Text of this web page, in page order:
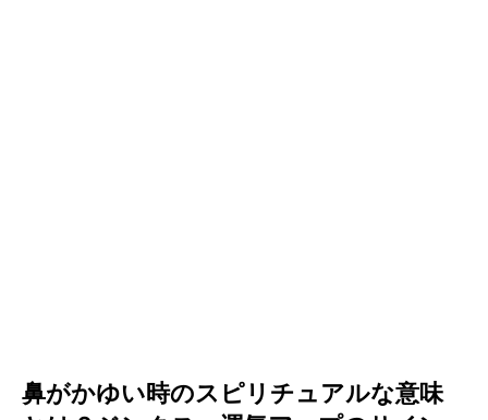
鼻がかゆい時のスピリチュアルな意味